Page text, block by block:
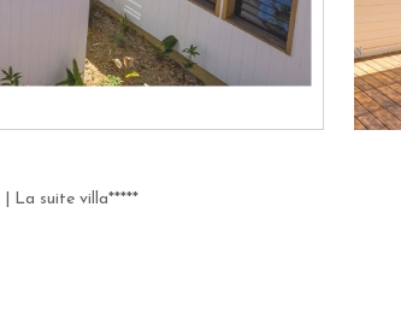
La suite villa*****